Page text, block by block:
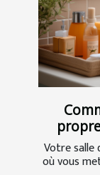
Votre salle
où vous